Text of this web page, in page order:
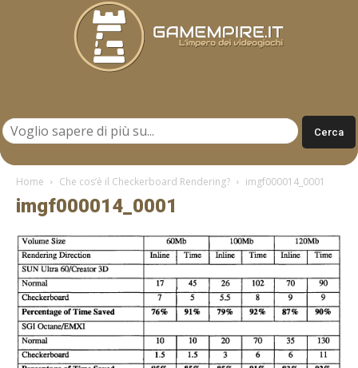
Home Che cos’è il Checkerboard Rendering? imgf000014_0001
imgf000014_0001